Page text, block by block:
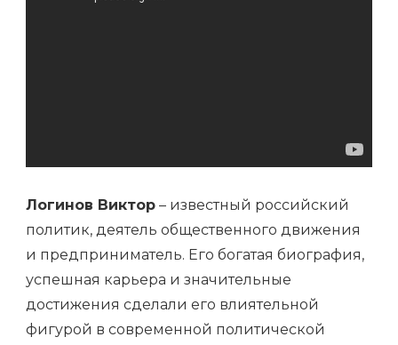
Логинов Виктор – известный российский
политик, деятель общественного движения
и предприниматель. Его богатая биография,
успешная карьера и значительные
достижения сделали его влиятельной
фигурой в современной политической